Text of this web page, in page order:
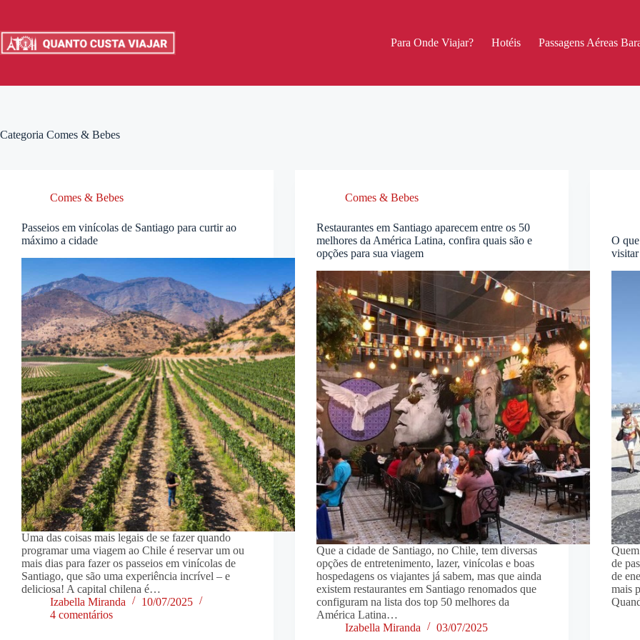
o
conteúdo
Para Onde Viajar? Hotéis Passagens Aéreas
Categoria Comes & Bebes
Comes & Bebes
Passeios em vinícolas de Santiago para curtir ao
máximo a cidade
Uma das coisas mais legais de se fazer quando
programar uma viagem ao Chile é reservar um ou
mais dias para fazer os passeios em vinícolas de
Santiago, que são uma experiência incrível – e
deliciosa! A capital chilena é…
Izabella Miranda
10/07/2025
4 comentários
Comes & Bebes
Restaurantes em Santiago aparecem entre os 50
melhores da América Latina, confira quais são e
opções para sua viagem
Que a cidade de Santiago, no Chile, tem diversas
opções de entretenimento, lazer, vinícolas e boas
hospedagens os viajantes já sabem, mas que ainda
existem restaurantes em Santiago renomados que
configuram na lista dos top 50 melhores da
América Latina…
Izabella Miranda
03/07/2025
O
visitar
de
de
mais